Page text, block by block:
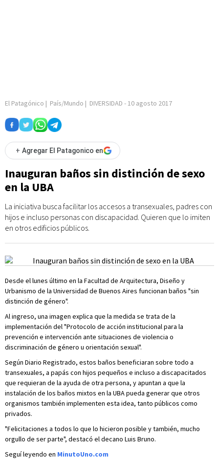
El Patagónico | País/Mundo | DIVERSIDAD - 10 agosto 2017
+ Agregar El Patagonico en
Inauguran baños sin distinción de sexo
en la UBA
La iniciativa busca facilitar los accesos a transexuales, padres con
hijos e incluso personas con discapacidad. Quieren que lo imiten
en otros edificios públicos.
Desde el lunes último en la Facultad de Arquitectura, Diseño y
Urbanismo de la Universidad de Buenos Aires funcionan baños "sin
distinción de género".
Al ingreso, una imagen explica que la medida se trata de la
implementación del "Protocolo de acción institucional para la
prevención e intervención ante situaciones de violencia o
discriminación de género u orientación sexual".
Según Diario Registrado, estos baños beneficiaran sobre todo a
transexuales, a papás con hijos pequeños e incluso a discapacitados
que requieran de la ayuda de otra persona, y apuntan a que la
instalación de los baños mixtos en la UBA pueda generar que otros
organismos también implementen esta idea, tanto públicos como
privados.
"Felicitaciones a todos lo que lo hicieron posible y también, mucho
orgullo de ser parte", destacó el decano Luis Bruno.
Seguí leyendo en MinutoUno.com